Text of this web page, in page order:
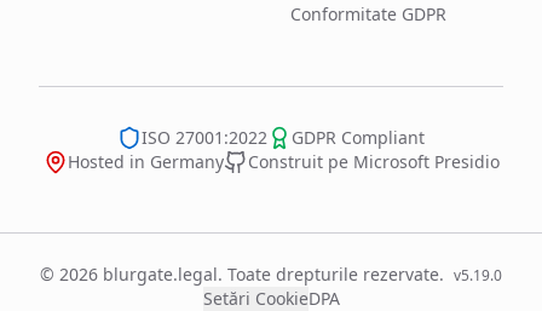
Conformitate GDPR
ISO 27001:2022
GDPR Compliant
Hosted in Germany
Construit pe Microsoft Presidio
© 2026 blurgate.legal. Toate drepturile rezervate. v5.19.0
Setări CookieDPA